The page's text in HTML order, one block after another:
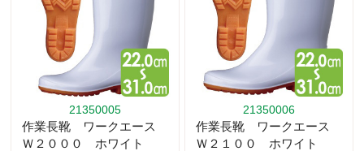
21350005
作業長靴 ワークエース
Ｗ２０００ ホワイト
21350006
作業長靴 ワークエース
Ｗ２１００ ホワイト